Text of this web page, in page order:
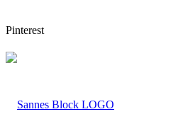
Pinterest
LOGO